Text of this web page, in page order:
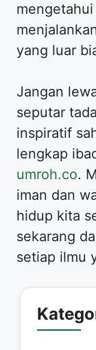
yang luar
Jangan
seputar
inspiratif
lengkap
umroh.co.
iman dan
hidup kita
sekarang
setiap ilmu